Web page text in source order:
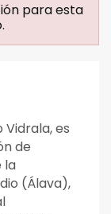
para esta
es
de
la
(Álava),